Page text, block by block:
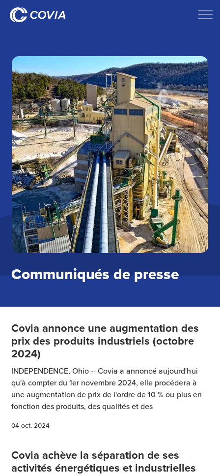
Communiqués de presse
Covia annonce une augmentation des
prix des produits industriels (octobre
2024)
INDEPENDENCE, Ohio -- Covia a annoncé aujourd'hui
qu'à compter du 1er novembre 2024, elle procédera à
une augmentation de prix de l'ordre de 10 % ou plus en
fonction des produits, des qualités et des
04 oct. 2024
Covia achève la séparation de ses
activités énergétiques et industrielles